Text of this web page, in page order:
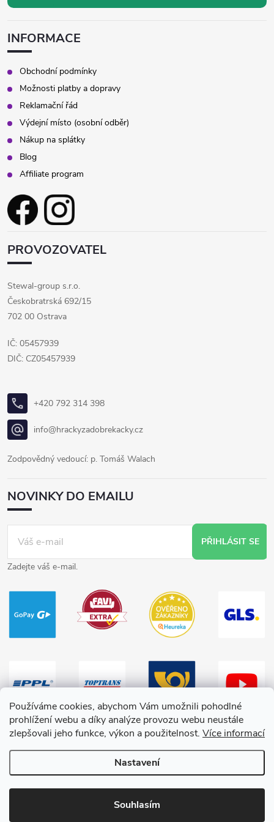
Používáme cookies, abychom Vám umožnili pohodlné
prohlížení webu a díky analýze provozu webu neustále
zlepšovali jeho funkce, výkon a použitelnost. Více informací
Nastavení
Souhlasím
INFORMACE
Obchodní podmínky
Možnosti platby a dopravy
Reklamační řád
Výdejní místo (osobní odběr)
Nákup na splátky
Blog
Affiliate program
PROVOZOVATEL
Stewal-group s.r.o.
Českobratrská 692/15
702 00 Ostrava
IČ: 05457939
DIČ: CZ05457939
+420 792 314 398
info@hrackyzadobrekacky.cz
Zodpovědný vedoucí: p. Tomáš Walach
NOVINKY DO EMAILU
PŘIHLÁSIT SE
Zadejte váš e-mail.
Vytvořil Shoptet